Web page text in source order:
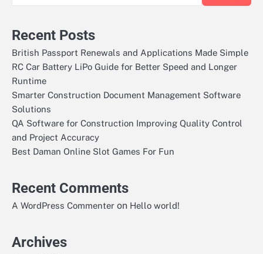
Recent Posts
British Passport Renewals and Applications Made Simple
RC Car Battery LiPo Guide for Better Speed and Longer
Runtime
Smarter Construction Document Management Software
Solutions
QA Software for Construction Improving Quality Control
and Project Accuracy
Best Daman Online Slot Games For Fun
Recent Comments
A WordPress Commenter on Hello world!
Archives